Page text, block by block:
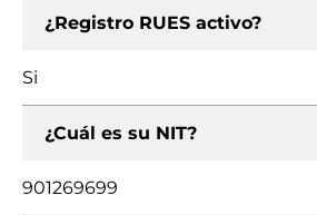
¿Registro RUES activo?
Si
¿Cuál es su NIT?
901269699